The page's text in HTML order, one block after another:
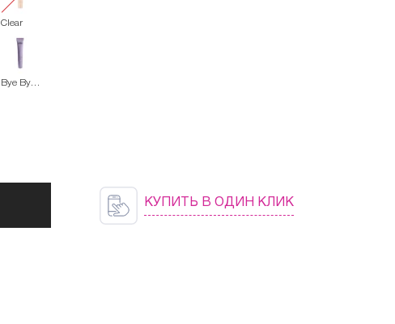
Clear
Bye Bye
КУПИТЬ В ОДИН КЛИК